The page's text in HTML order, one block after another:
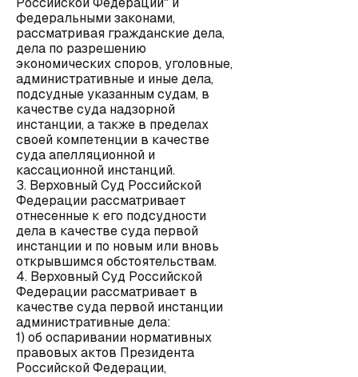
федеральными законами,
рассматривая гражданские дела,
дела по разрешению
экономических споров, уголовные,
административные и иные дела,
подсудные указанным судам, в
качестве суда надзорной
инстанции, а также в пределах
своей компетенции в качестве
суда апелляционной и
кассационной инстанций.
3. Верховный Суд Российской
Федерации рассматривает
отнесенные к его подсудности
дела в качестве суда первой
инстанции и по новым или вновь
открывшимся обстоятельствам.
4. Верховный Суд Российской
Федерации рассматривает в
качестве суда первой инстанции
административные дела:
1) об оспаривании нормативных
правовых актов Президента
Российской Федерации,